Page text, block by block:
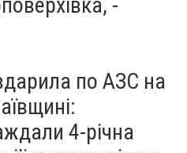
по АЗС на
4-річна